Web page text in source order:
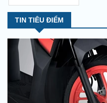
TIN TIÊU ĐIỂM